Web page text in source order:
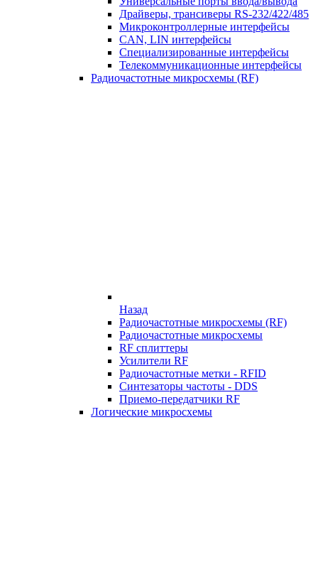
Драйверы, трансиверы RS-232/422/485
Микроконтроллерные интерфейсы
CAN, LIN интерфейсы
Специализированные интерфейсы
Телекоммуникационные интерфейсы
Радиочастотные микросхемы (RF)
Назад
Радиочастотные микросхемы (RF)
Радиочастотные микросхемы
RF сплиттеры
Усилители RF
Радиочастотные метки - RFID
Синтезаторы частоты - DDS
Приемо-передатчики RF
Логические микросхемы